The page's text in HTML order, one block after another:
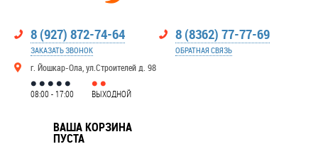
8 (927) 872-74-64
ЗАКАЗАТЬ ЗВОНОК
г. Йошкар-Ола, ул.Строителей д. 98
8 (8362) 77-77-69
ОБРАТНАЯ СВЯЗЬ
08:00 - 17:00 ВЫХОДНОЙ
ВАША КОРЗИНА
ПУСТА